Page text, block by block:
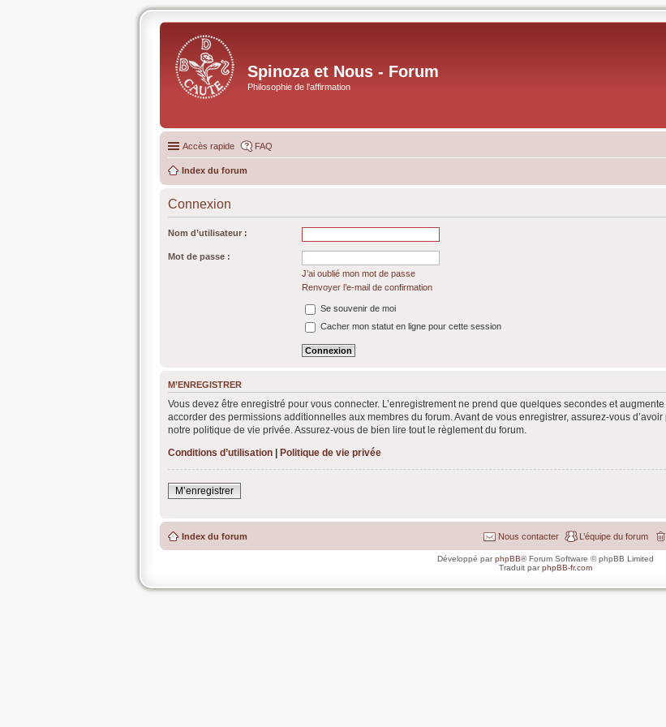
Spinoza et Nous - Forum
Philosophie de l'affirmation
Accès rapide FAQ
Index du forum
Connexion
Nom d’utilisateur :
Mot de passe :
J’ai oublié mon mot de passe
Renvoyer l’e-mail de confirmation
Se souvenir de moi
Cacher mon statut en ligne pour cette session
M’ENREGISTRER
Vous devez être enregistré pour vous connecter. L’enregistrement ne prend que quelques secondes et
accorder des permissions additionnelles aux membres du forum. Avant de vous enregistrer, assurez-vous
notre politique de vie privée. Assurez-vous de bien lire tout le règlement du forum.
Conditions d’utilisation | Politique de vie privée
M’enregistrer
Index du forum L’équipe du forum
Nous contacter
Développé parphpBB® Forum Software © phpBB Limited
Traduit parphpBB-fr.com